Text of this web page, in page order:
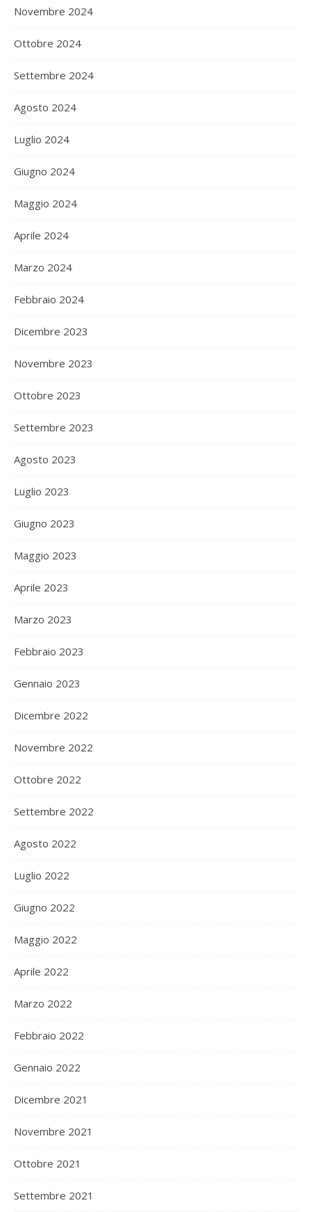
Novembre 2024
Ottobre 2024
Settembre 2024
Agosto 2024
Luglio 2024
Giugno 2024
Maggio 2024
Aprile 2024
Marzo 2024
Febbraio 2024
Dicembre 2023
Novembre 2023
Ottobre 2023
Settembre 2023
Agosto 2023
Luglio 2023
Giugno 2023
Maggio 2023
Aprile 2023
Marzo 2023
Febbraio 2023
Gennaio 2023
Dicembre 2022
Novembre 2022
Ottobre 2022
Settembre 2022
Agosto 2022
Luglio 2022
Giugno 2022
Maggio 2022
Aprile 2022
Marzo 2022
Febbraio 2022
Gennaio 2022
Dicembre 2021
Novembre 2021
Ottobre 2021
Settembre 2021